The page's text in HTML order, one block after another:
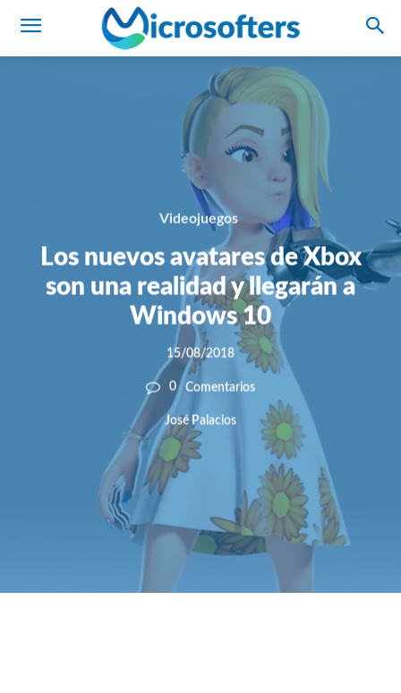
Videojuegos
Los nuevos avatares de Xbox
son una realidad y llegarán a
Windows 10
15/08/2018
0 Comentarios
José Palacios